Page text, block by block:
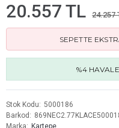
20.557 TL 24.257
SEPETTE
%4
Stok Kodu
5000186
Barkod
Marka
Kartepe